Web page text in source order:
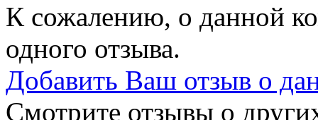
К сожалению, о данной
одного отзыва.
Добавить Ваш отзыв о
Смотрите отзывы о